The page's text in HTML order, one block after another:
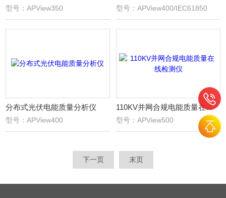
型号：APView350 型号：APView400/IEC61850
分布式光伏电能质量分析仪
型号：APView400
110KV并网合规电能质量在线检测仪
型号：APView500
下一页 末页